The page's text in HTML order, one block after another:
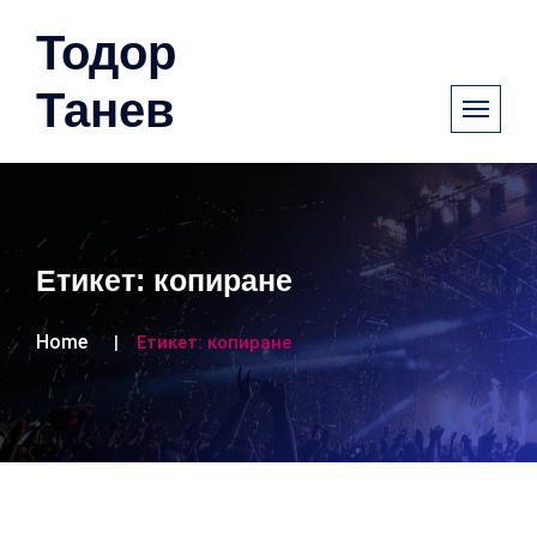
Тодор
Танев
Етикет: копиране
Home Етикет: копиране